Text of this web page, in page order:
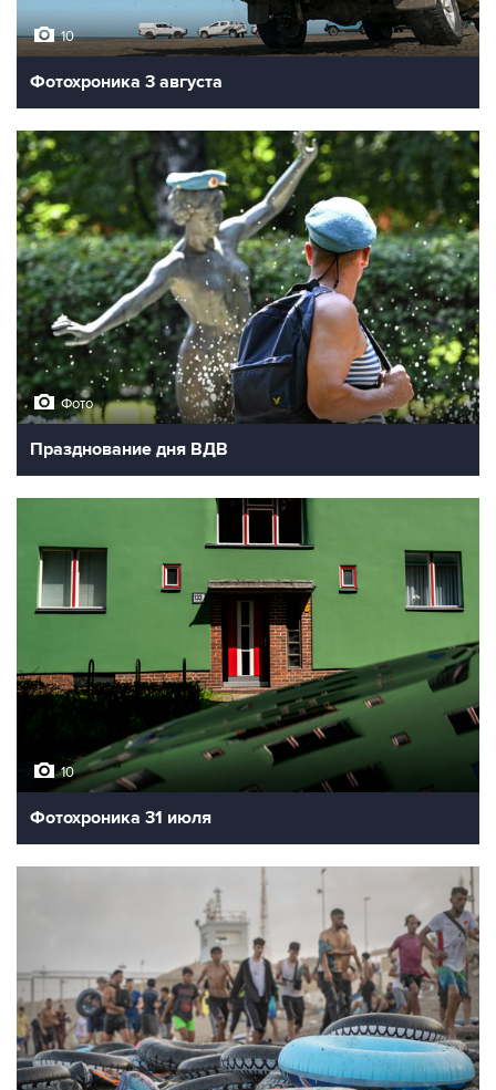
10
Фотохроника 3 августа
Фото
Празднование дня ВДВ
10
Фотохроника 31 июля